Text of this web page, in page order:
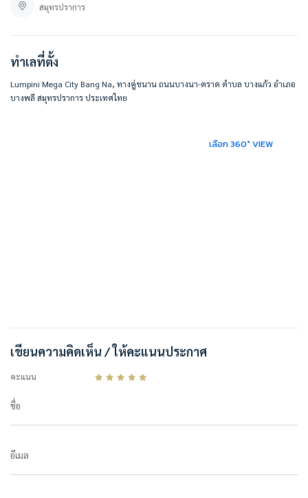
สมุทรปราการ
ทำเลที่ตั้ง
Lumpini Mega City Bang Na, ทางคู่ขนาน ถนนบางนา-ตราด ตำบล บางแก้ว อำเภอ
บางพลี สมุทรปราการ ประเทศไทย
เลือก 360° VIEW
เขียนความคิดเห็น / ให้คะแนนประกาศ
คะแนน
ชื่อ
อีเมล